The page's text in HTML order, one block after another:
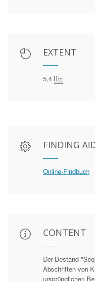
EXTENT
5,4 lfm
FINDING
Online-Findbuch
CONTENT
Der Bestand
Abschriften von
ursprünglichen